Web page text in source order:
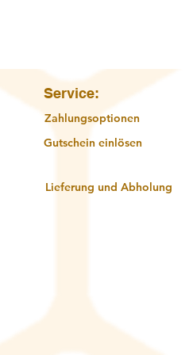
Service:
Zahlungsoptionen
Gutschein einlösen
Lieferung und Abholung